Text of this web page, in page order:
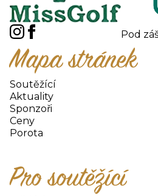
Pod
Mapa stránek
Soutěžící
Aktuality
Sponzoři
Ceny
Porota
Pro soutěžící